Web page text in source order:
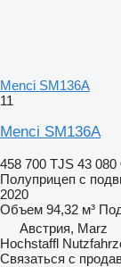
Menci SM136A
11
Menci SM136A
458 700 TJS 43 080
Полуприцеп с
2020
Объем 94,32 м³
Австрия, Marz
Hochstaffl
Связаться с